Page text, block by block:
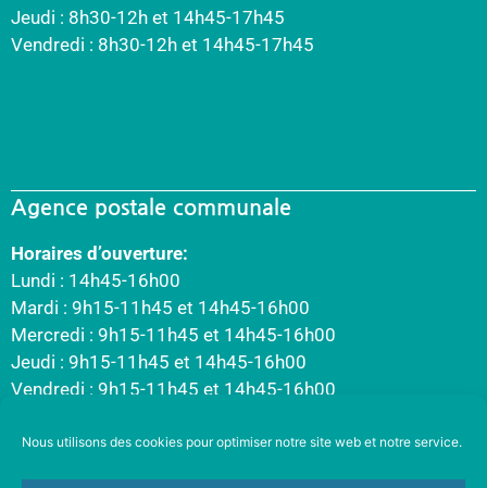
Nous utilisons des cookies pour optimiser notre site web et notre service.
Jeudi : 8h30-12h et 14h45-17h45
Vendredi : 8h30-12h et 14h45-17h45
Agence postale communale
Horaires d’ouverture:
Lundi : 14h45-16h00
Mardi : 9h15-11h45 et 14h45-16h00
Mercredi : 9h15-11h45 et 14h45-16h00
Jeudi : 9h15-11h45 et 14h45-16h00
Vendredi : 9h15-11h45 et 14h45-16h00